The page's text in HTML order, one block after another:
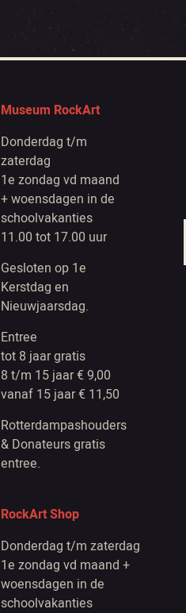
Museum RockArt
Donderdag t/m
zaterdag
1e zondag vd maand
+ woensdagen in de
schoolvakanties
11.00 tot 17.00 uur
Gesloten op 1e
Kerstdag en
Nieuwjaarsdag.
Entree
tot 8 jaar gratis
8 t/m 15 jaar € 9,00
vanaf 15 jaar € 11,50
Rotterdampashouders
& Donateurs gratis
entree.
RockArt Shop
Donderdag t/m zaterdag
1e zondag vd maand +
woensdagen in de
schoolvakanties